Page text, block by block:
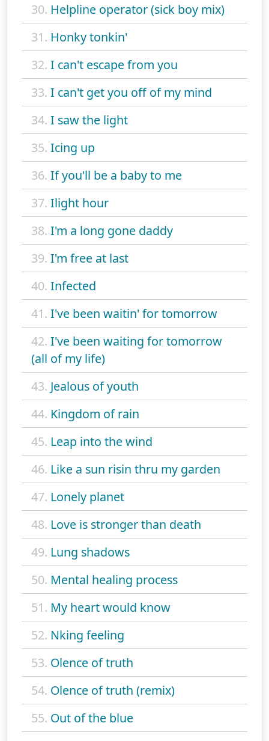
30. Helpline operator (sick boy mix)
31. Honky tonkin'
32. I can't escape from you
33. I can't get you off of my mind
34. I saw the light
35. Icing up
36. If you'll be a baby to me
37. Ilight hour
38. I'm a long gone daddy
39. I'm free at last
40. Infected
41. I've been waitin' for tomorrow
42. I've been waiting for tomorrow
(all of my life)
43. Jealous of youth
44. Kingdom of rain
45. Leap into the wind
46. Like a sun risin thru my garden
47. Lonely planet
48. Love is stronger than death
49. Lung shadows
50. Mental healing process
51. My heart would know
52. Nking feeling
53. Olence of truth
54. Olence of truth (remix)
55. Out of the blue